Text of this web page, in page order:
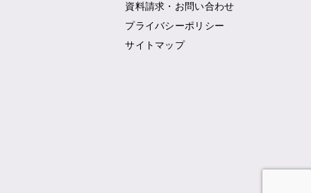
資料請求・お問い合わせ
プライバシーポリシー
サイトマップ